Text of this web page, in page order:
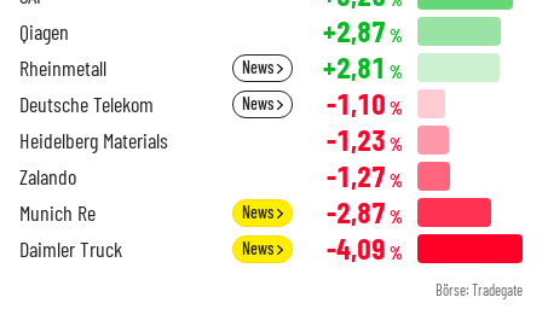
Qiagen +2,87 %
Rheinmetall News +2,81 %
Deutsche Telekom News -1,10 %
Heidelberg Materials -1,23 %
Zalando -1,27 %
Munich Re News -2,87 %
Daimler Truck News -4,09 %
Börse: Tradegate